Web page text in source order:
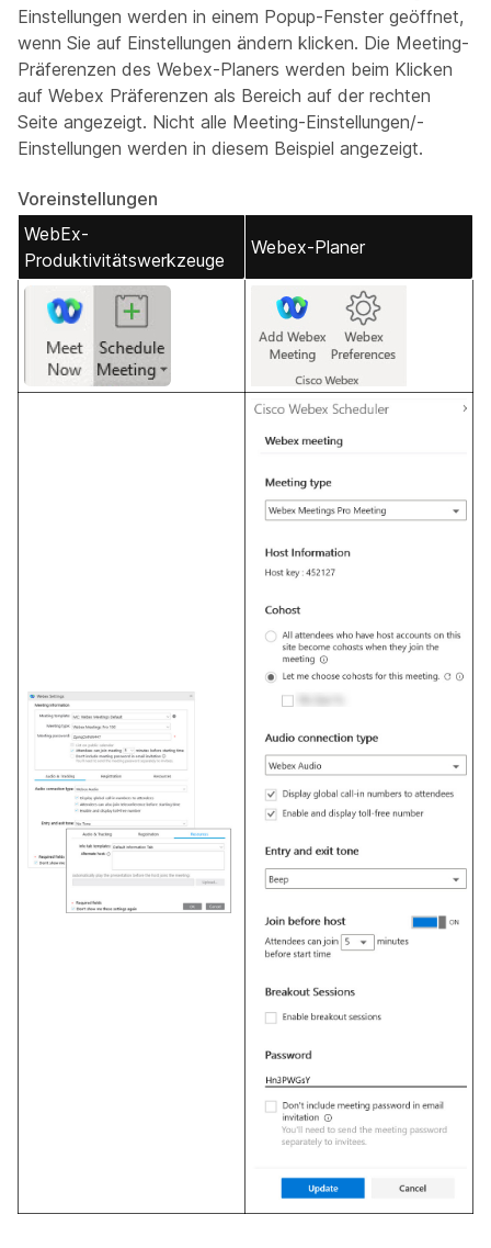
Einstellungen werden in einem Popup-Fenster geöffnet,
wenn Sie auf Einstellungen ändern klicken. Die Meeting-
Präferenzen des Webex-Planers werden beim Klicken
auf Webex Präferenzen als Bereich auf der rechten
Seite angezeigt. Nicht alle Meeting-Einstellungen/-
Einstellungen werden in diesem Beispiel angezeigt.
Voreinstellungen
WebEx-
Produktivitätswerkzeuge
Webex-Planer